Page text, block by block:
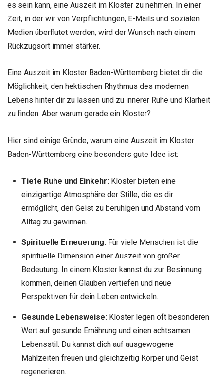
es sein kann, eine Auszeit im Kloster zu nehmen. In einer
Zeit, in der wir von Verpflichtungen, E-Mails und sozialen
Medien überflutet werden, wird der Wunsch nach einem
Rückzugsort immer stärker.
Eine Auszeit im Kloster Baden-Württemberg bietet dir die
Möglichkeit, den hektischen Rhythmus des modernen
Lebens hinter dir zu lassen und zu innerer Ruhe und Klarheit
zu finden. Aber warum gerade ein Kloster?
Hier sind einige Gründe, warum eine Auszeit im Kloster
Baden-Württemberg eine besonders gute Idee ist:
Tiefe Ruhe und Einkehr:Klöster bieten eine
einzigartige Atmosphäre der Stille, die es dir
ermöglicht, den Geist zu beruhigen und Abstand vom
Alltag zu gewinnen.
Spirituelle Erneuerung:Für viele Menschen ist die
spirituelle Dimension einer Auszeit von großer
Bedeutung. In einem Kloster kannst du zur Besinnung
kommen, deinen Glauben vertiefen und neue
Perspektiven für dein Leben entwickeln.
Gesunde Lebensweise:Klöster legen oft besonderen
Wert auf gesunde Ernährung und einen achtsamen
Lebensstil. Du kannst dich auf ausgewogene
Mahlzeiten freuen und gleichzeitig Körper und Geist
regenerieren.